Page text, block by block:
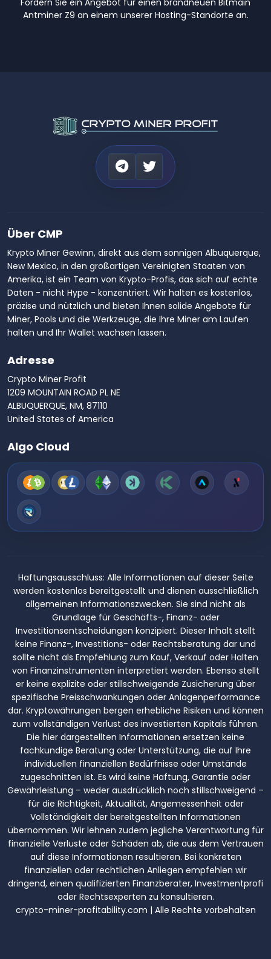
Fordern Sie ein Angebot für einen brandneuen Bitmain
Antminer Z9 an einem unserer Hosting-Standorte an.
Über CMP
Krypto Miner Gewinn, direkt aus dem sonnigen Albuquerque,
New Mexico, in den großartigen Vereinigten Staaten von
Amerika, ist ein Team von Krypto-Profis, das sich auf echte
Daten - nicht Hype - konzentriert. Wir halten es kostenlos,
präzise und nützlich und bieten Ihnen solide Angebote für
Miner, Pools und die Werkzeuge, die Ihre Miner am Laufen
halten und Ihr Wallet wachsen lassen.
Adresse
Crypto Miner Profit
1209 MOUNTAIN ROAD PL NE
ALBUQUERQUE, NM, 87110
United States of America
Algo Cloud
Haftungsausschluss: Alle Informationen auf dieser Seite
werden kostenlos bereitgestellt und dienen ausschließlich
allgemeinen Informationszwecken. Sie sind nicht als
Grundlage für Geschäfts-, Finanz- oder
Investitionsentscheidungen konzipiert. Dieser Inhalt stellt
keine Finanz-, Investitions- oder Rechtsberatung dar und
sollte nicht als Empfehlung zum Kauf, Verkauf oder Halten
von Finanzinstrumenten interpretiert werden. Ebenso stellt
er keine explizite oder stillschweigende Zusicherung über
spezifische Preisschwankungen oder Anlagenperformance
dar. Kryptowährungen bergen erhebliche Risiken und können
zum vollständigen Verlust des investierten Kapitals führen.
Die hier dargestellten Informationen ersetzen keine
fachkundige Beratung oder Unterstützung, die auf Ihre
individuellen finanziellen Bedürfnisse oder Umstände
zugeschnitten ist. Es wird keine Haftung, Garantie oder
Gewährleistung – weder ausdrücklich noch stillschweigend –
für die Richtigkeit, Aktualität, Angemessenheit oder
Vollständigkeit der bereitgestellten Informationen
übernommen. Wir lehnen zudem jegliche Verantwortung für
finanzielle Verluste oder Schäden ab, die aus dem Vertrauen
auf diese Informationen resultieren. Bei konkreten
finanziellen oder rechtlichen Anliegen empfehlen wir
dringend, einen qualifizierten Finanzberater, Investmentprofi
oder Rechtsexperten zu konsultieren.
crypto-miner-profitability.com | Alle Rechte vorbehalten